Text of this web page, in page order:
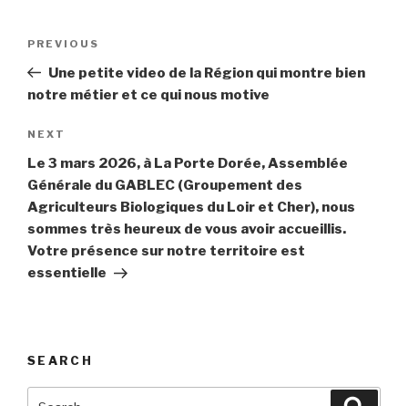
Previous
Post
PREVIOUS
Une petite video de la Région qui montre bien
notre métier et ce qui nous motive
Next
Post
NEXT
Le 3 mars 2026, à La Porte Dorée, Assemblée
Générale du GABLEC (Groupement des
Agriculteurs Biologiques du Loir et Cher), nous
sommes très heureux de vous avoir accueillis.
Votre présence sur notre territoire est
essentielle
SEARCH